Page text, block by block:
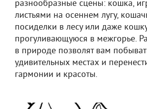
разнообразные сцены: кошка,
листьями на осеннем лугу,
посиделки в лесу или даже
прогуливающуюся в межгорье.
в природе позволят вам
удивительных местах и
гармонии и красоты.